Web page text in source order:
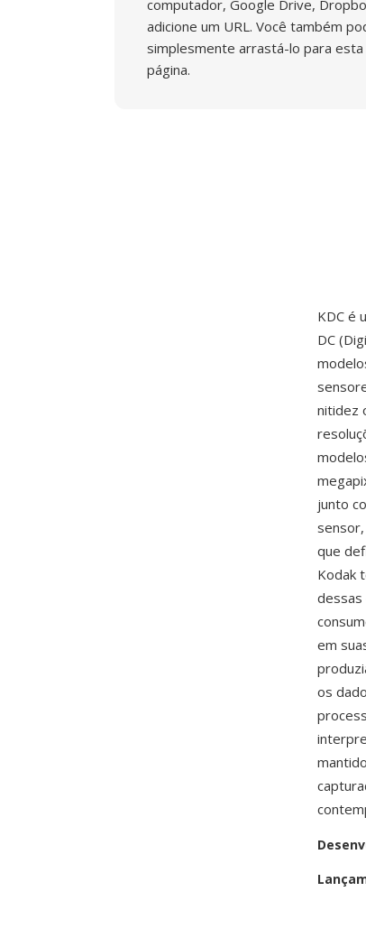
computador, Google Drive,
adicione um URL. Você também
simplesmente arrastá-lo para esta
página.
KDC é
DC
nitidez
junto
que
Kodak
em
os